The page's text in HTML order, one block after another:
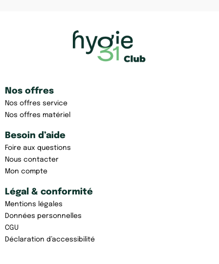
Nos offres
Nos offres service
Nos offres matériel
Besoin d’aide
Foire aux questions
Nous contacter
Mon compte
Légal & conformité
Mentions légales
Données personnelles
CGU
Déclaration d’accessibilité